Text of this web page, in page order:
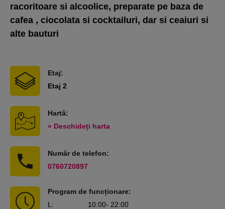
racoritoare si alcoolice, preparate pe baza de
cafea , ciocolata si cocktailuri, dar si ceaiuri si
alte bauturi
Etaj:
Etaj 2
Hartă:
» Deschideți harta
Număr de telefon:
0760720897
Program de funcționare:
L : 10:00- 22:00